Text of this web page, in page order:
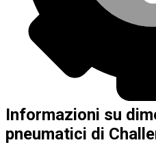
Informazioni su
pneumatici di